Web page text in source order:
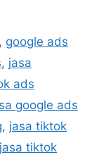
, google ads
, jasa
ads
google ads
, jasa tiktok
jasa tiktok